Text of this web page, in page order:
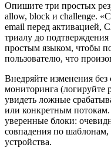
Опишите три простых
allow, block и challenge.
email перед активацией,
триалу до
простым языком, чтобы
пользователю, что
Внедряйте изменения
мониторинга (логируйте
увидеть ложные
или конкретным
уверенные блоки:
совпадения по
устройства.